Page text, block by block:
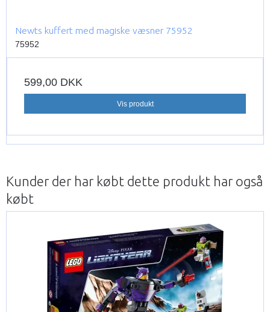
Newts kuffert med magiske væsner 75952
75952
599,00 DKK
Vis produkt
Kunder der har købt dette produkt har også
købt